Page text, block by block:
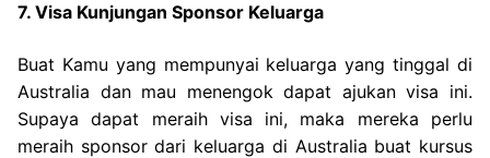
7. Visa Kunjungan Sponsor Keluarga
Buat Kamu yang mempunyai keluarga yang tinggal di
Australia dan mau menengok dapat ajukan visa ini.
Supaya dapat meraih visa ini, maka mereka perlu
meraih sponsor dari keluarga di Australia buat kursus